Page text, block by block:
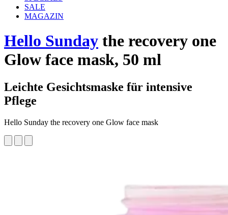
SALE
MAGAZIN
Hello Sunday the recovery one
Glow face mask, 50 ml
Leichte Gesichtsmaske für intensive
Pflege
Hello Sunday the recovery one Glow face mask